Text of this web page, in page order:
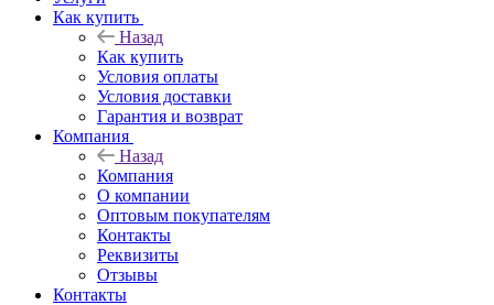
Как купить
Назад
Как купить
Условия оплаты
Условия доставки
Гарантия и возврат
Компания
Назад
Компания
О компании
Оптовым покупателям
Контакты
Реквизиты
Отзывы
Контакты